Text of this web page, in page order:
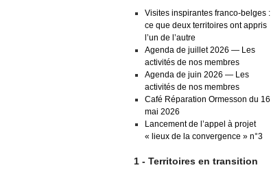
Visites inspirantes franco-belges :
ce que deux territoires ont appris
l’un de l’autre
Agenda de juillet 2026 — Les
activités de nos membres
Agenda de juin 2026 — Les
activités de nos membres
Café Réparation Ormesson du 16
mai 2026
Lancement de l’appel à projet
« lieux de la convergence » n°3
1 - Territoires en transition